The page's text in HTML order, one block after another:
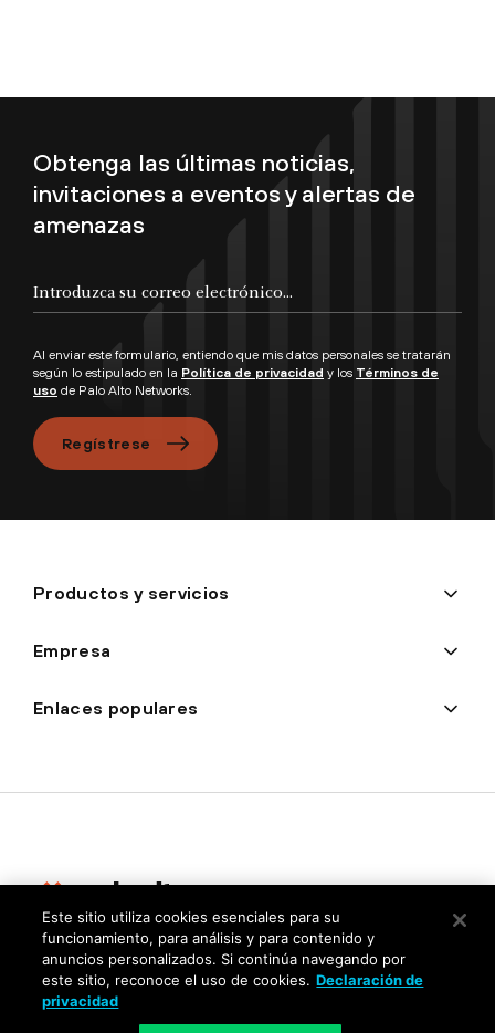
Obtenga las últimas noticias,
invitaciones a eventos y alertas de
amenazas
Al enviar este formulario, entiendo que mis datos personales se tratarán
según lo estipulado en la Política de privacidad y los Términos de
uso de Palo Alto Networks.
Regístrese
Productos y servicios
Empresa
Enlaces populares
Privacidad
Centro de confianza
Condiciones de uso
Este sitio utiliza cookies esenciales para su
funcionamiento, para análisis y para contenido y
anuncios personalizados. Si continúa navegando por
este sitio, reconoce el uso de cookies. Declaración de
privacidad